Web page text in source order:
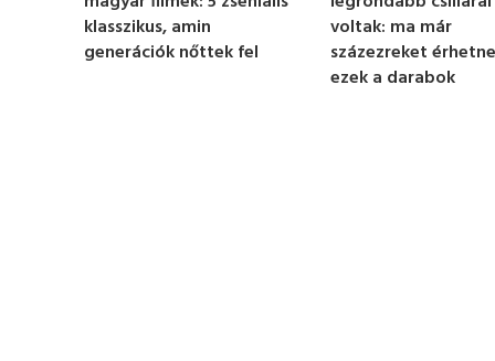
1
klasszikus, amin
generációk nőttek fel
voltak: ma már
százezreket
ezek a darabok